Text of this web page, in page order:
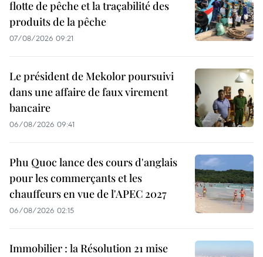
flotte de pêche et la traçabilité des
produits de la pêche
07/08/2026 09:21
Le président de Mekolor poursuivi
dans une affaire de faux virement
bancaire
06/08/2026 09:41
Phu Quoc lance des cours d'anglais
pour les commerçants et les
chauffeurs en vue de l'APEC 2027
06/08/2026 02:15
Immobilier : la Résolution 21 mise